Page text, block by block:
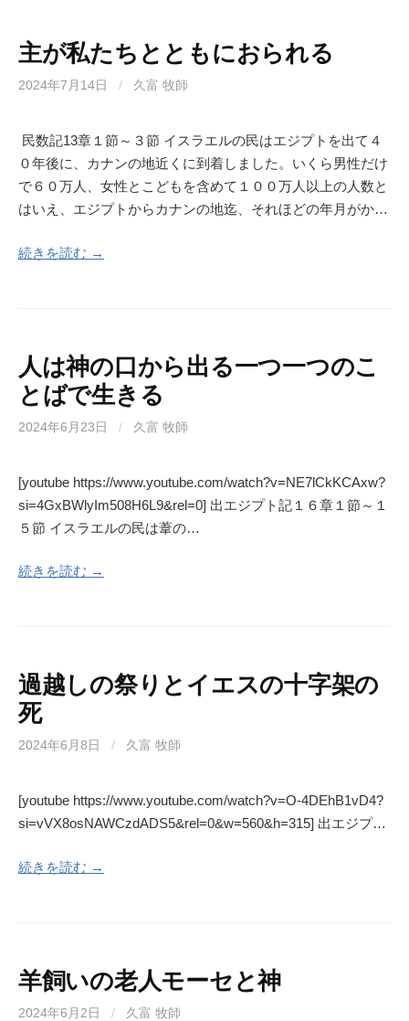
主が私たちとともにおられる
2024年7月14日 / 久富 牧師
民数記13章１節～３節 イスラエルの民はエジプトを出て４
０年後に、カナンの地近くに到着しました。いくら男性だけ
で６０万人、女性とこどもを含めて１００万人以上の人数と
はいえ、エジプトからカナンの地迄、それほどの年月がか…
続きを読む →
人は神の口から出る一つ一つのこ
とばで生きる
2024年6月23日 / 久富 牧師
[youtube https://www.youtube.com/watch?v=NE7lCkKCAxw?
si=4GxBWlyIm508H6L9&rel=0] 出エジプト記１６章１節～１
５節 イスラエルの民は葦の…
続きを読む →
過越しの祭りとイエスの十字架の
死
2024年6月8日 / 久富 牧師
[youtube https://www.youtube.com/watch?v=O-4DEhB1vD4?
si=vVX8osNAWCzdADS5&rel=0&w=560&h=315] 出エジプ…
続きを読む →
羊飼いの老人モーセと神
2024年6月2日 / 久富 牧師